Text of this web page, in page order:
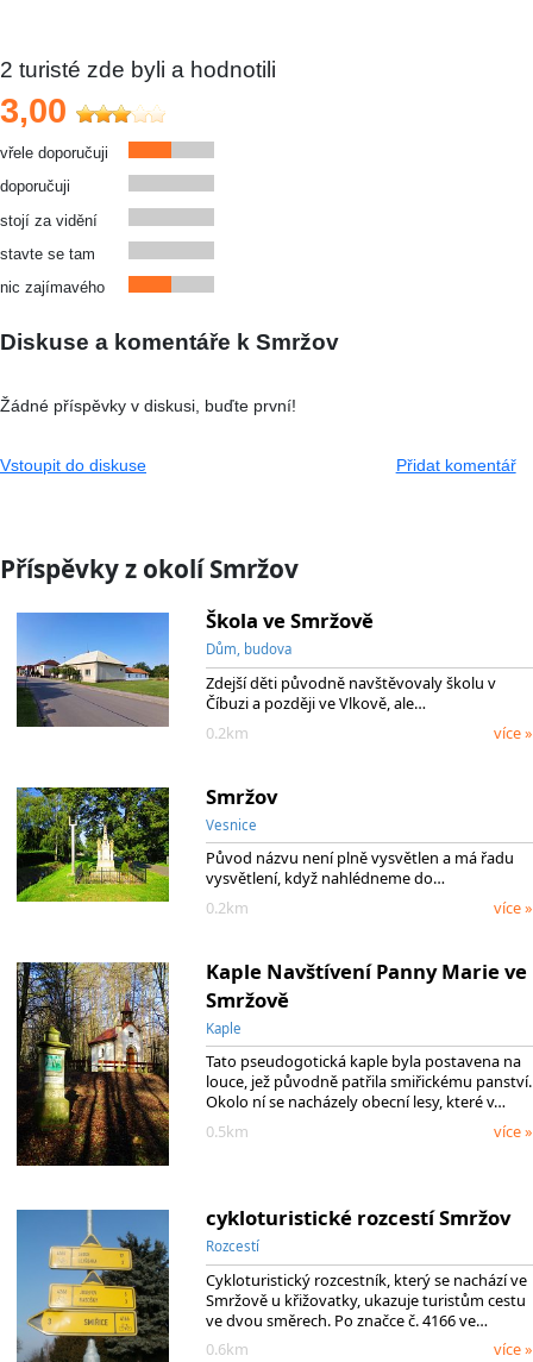
2 turisté zde byli a hodnotili
3,00
vřele doporučuji
doporučuji
stojí za vidění
stavte se tam
nic zajímavého
Diskuse a komentáře k Smržov
Žádné příspěvky v diskusi, buďte první!
Vstoupit do diskuse Přidat komentář
Příspěvky z okolí Smržov
Škola ve Smržově
Dům, budova
Zdejší děti původně navštěvovaly školu v
Číbuzi a později ve Vlkově, ale…
0.2km
více »
Smržov
Vesnice
Původ názvu není plně vysvětlen a má řadu
vysvětlení, když nahlédneme do…
0.2km
více »
Kaple Navštívení Panny Marie ve
Smržově
Kaple
Tato pseudogotická kaple byla postavena na
louce, jež původně patřila smiřickému panství.
Okolo ní se nacházely obecní lesy, které v…
0.5km
více »
cykloturistické rozcestí Smržov
Rozcestí
Cykloturistický rozcestník, který se nachází ve
Smržově u křižovatky, ukazuje turistům cestu
ve dvou směrech. Po značce č. 4166 ve…
0.6km
více »